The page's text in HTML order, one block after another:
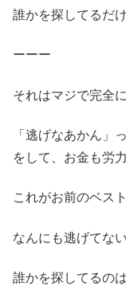
誰かを探してるだ
ーーー
それはマジで完全
「逃げなあかん」
をして、お金も労
これがお前のベス
なんにも逃げてない
誰かを探してるの